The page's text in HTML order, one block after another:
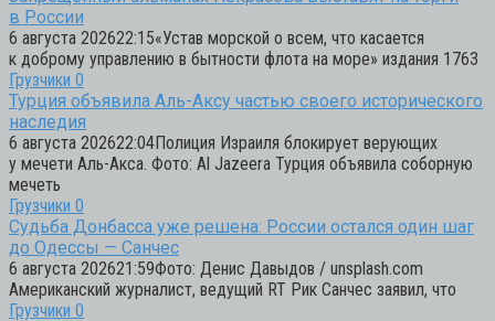
в России
6 августа 202622:15«Устав морской о всем, что касается
к доброму управлению в бытности флота на море» издания 1763
Грузчики 0
Турция объявила Аль-Аксу частью своего исторического
наследия
6 августа 202622:04Полиция Израиля блокирует верующих
у мечети Аль-Акса. Фото: Al Jazeera Турция объявила соборную
мечеть
Грузчики 0
Судьба Донбасса уже решена: России остался один шаг
до Одессы — Санчес
6 августа 202621:59Фото: Денис Давыдов / unsplash.com
Американский журналист, ведущий RT Рик Санчес заявил, что
Грузчики 0